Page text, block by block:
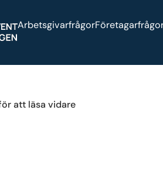
Arbetsgivarfrågor
att läsa vidare